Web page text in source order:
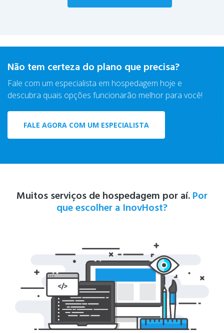
Não tem certeza do plano que precisa?
Fale com um especialista em hospedagem hoje e
descubra quais opções funcionarão melhor para você!
FALE AGORA COM UM ESPECIALISTA
Muitos serviços de hospedagem por aí. Por
que escolher a InovHost?